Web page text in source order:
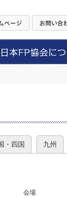
・四国 九州
会場